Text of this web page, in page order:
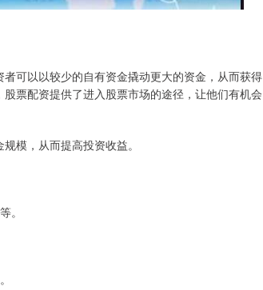
可以以较少的自有资金撬动更大的资金，从而获得
票配资提供了进入股票市场的途径，让他们有机会
模，从而提高投资收益。
。